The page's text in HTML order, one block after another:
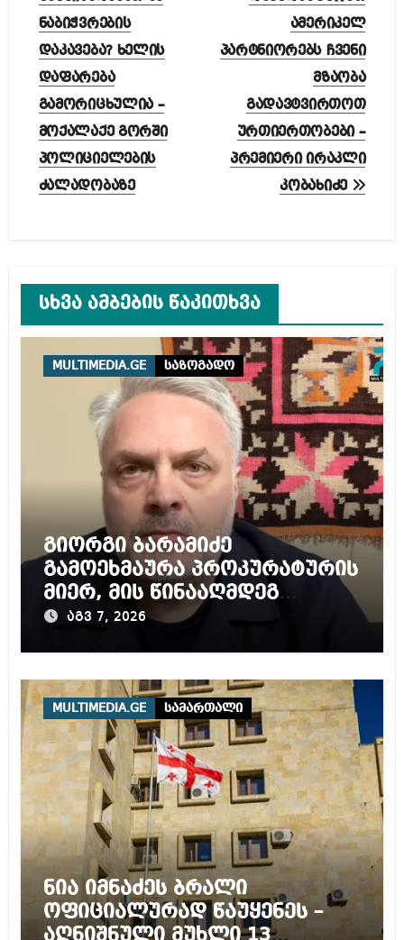
ნაბიჭვრების
დაკავება? ხელის
დაფარება
გამორიცხულია –
მოქალაქე გორში
პოლიციელების
ძალადობაზე
ამერიკელ
პარტნიორებს ჩვენი
მზაობა
გადავტვირთოთ
ურთიერთობები –
პრემიერი ირაკლი
კობახიძე
სხვა ამბების წაკითხვა
MULTIMEDIA.GE საზოგადო
გიორგი ბარამიძე
გამოეხმაურა პროკურატურის
მიერ, მის წინააღმდეგ
დაწყებულ გამოძიებას
აგვ 7, 2026
MULTIMEDIA.GE სამართალი
ნია იმნაძეს ბრალი
ოფიციალურად წაუყენეს –
აღნიშნული მუხლი 13